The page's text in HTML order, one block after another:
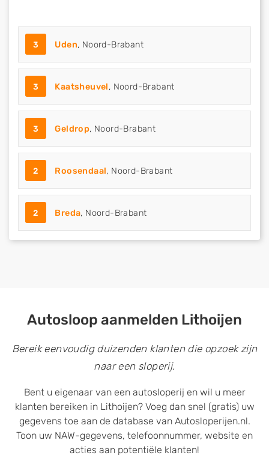
3 Uden, Noord-Brabant
3 Kaatsheuvel, Noord-Brabant
3 Geldrop, Noord-Brabant
2 Roosendaal, Noord-Brabant
2 Breda, Noord-Brabant
Autosloop aanmelden Lithoijen
Bereik eenvoudig duizenden klanten die opzoek zijn
naar een sloperij.
Bent u eigenaar van een autosloperij en wil u meer
klanten bereiken in Lithoijen? Voeg dan snel (gratis) uw
gegevens toe aan de database van Autosloperijen.nl.
Toon uw NAW-gegevens, telefoonnummer, website en
acties aan potentiële klanten!